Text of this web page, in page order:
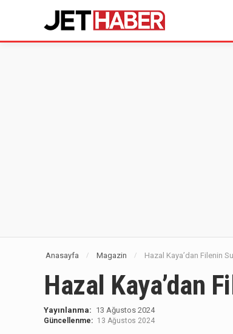
Anasayfa / Magazin / Hazal Kaya’dan Filenin
Hazal Kaya’dan
Yayınlanma: 13 Ağustos 2024
Güncellenme: 13 Ağustos 2024